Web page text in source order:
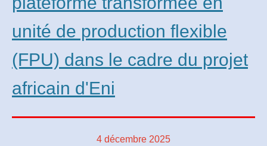
unité de production flexible
(FPU) dans le cadre du projet
africain d'Eni
4 décembre 2025